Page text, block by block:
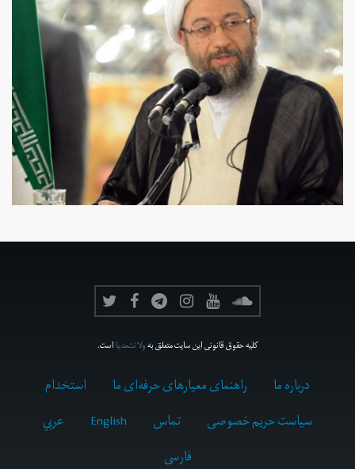
کلیه حقوق قانونی این سایت متعلق بهولانت‌مدیااست.
درباره ما راهنمای معیارهای حرفه‌ای ما
استخدام
سیاست حریم خصوصی
تماس English
عربي
فارسى